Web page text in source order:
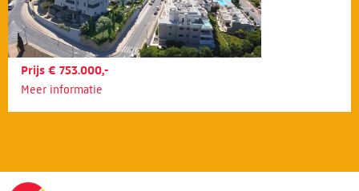
Prijs € 753.000,-
Meer informatie